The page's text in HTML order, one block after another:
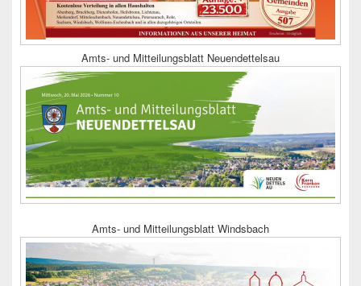
Amts- und Mitteilungsblatt Neuendettelsau
Amts- und Mitteilungsblatt Windsbach